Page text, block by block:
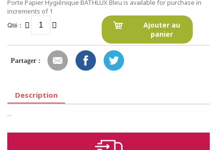
Porte Papier Hygiénique BATHLUX Bleu is available for purchase in
increments of 1
Qté :
Ajouter au
panier
Partager :
Description
...